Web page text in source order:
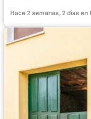
Hace 2 semanas, 2 días en